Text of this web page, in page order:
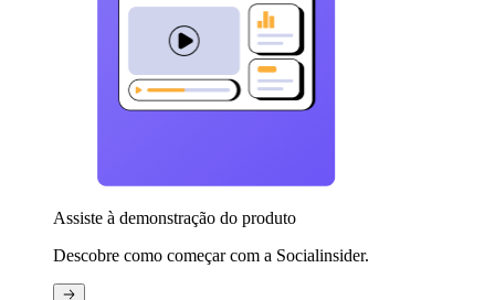
Assiste à demonstração do produto
Descobre como começar com a Socialinsider.